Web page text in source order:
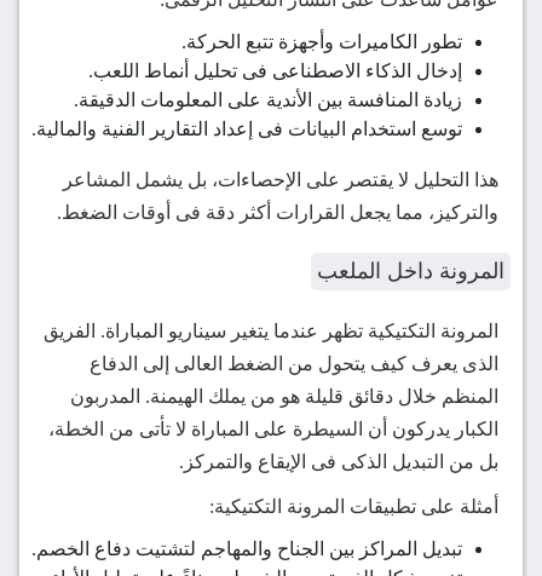
تطور الكاميرات وأجهزة تتبع الحركة.
إدخال الذكاء الاصطناعى فى تحليل أنماط اللعب.
زيادة المنافسة بين الأندية على المعلومات الدقيقة.
توسع استخدام البيانات فى إعداد التقارير الفنية والمالية.
هذا التحليل لا يقتصر على الإحصاءات، بل يشمل المشاعر
والتركيز، مما يجعل القرارات أكثر دقة فى أوقات الضغط.
المرونة داخل الملعب
المرونة التكتيكية تظهر عندما يتغير سيناريو المباراة. الفريق
الذى يعرف كيف يتحول من الضغط العالى إلى الدفاع
المنظم خلال دقائق قليلة هو من يملك الهيمنة. المدربون
الكبار يدركون أن السيطرة على المباراة لا تأتى من الخطة،
بل من التبديل الذكى فى الإيقاع والتمركز.
أمثلة على تطبيقات المرونة التكتيكية:
تبديل المراكز بين الجناح والمهاجم لتشتيت دفاع الخصم.